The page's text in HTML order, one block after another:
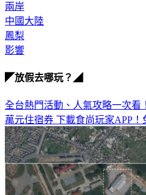
兩岸
中國大陸
鳳梨
影響
◤放假去哪玩？◢
全台熱門活動、人氣攻略一次看
萬元住宿券 下載食尚玩家APP